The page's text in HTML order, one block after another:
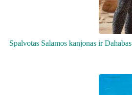
Spalvotas Salamos kanjonas ir Dahabas